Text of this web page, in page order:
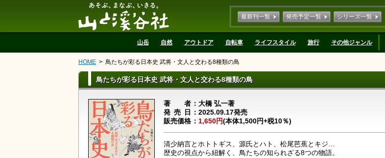
最新刊一覧 発売予定一覧 シリーズ一覧
山岳 自然 アウトドア 自転車 ライフスタイル 旅行 その他ジャンル
HOME 鳥たちが彩る日本史 武将・文人と交わる8種類の鳥
鳥たちが彩る日本史 武将・文人と交わる8種類の鳥
著者大橋 弘一著
発売日 2025.09.17発売
販売価格
1,650円(本体1,500円+税10％)
清少納言とホトトギス、源氏とハト、松尾芭蕉とキジ…
歴史の視点から紐解く、鳥たちの知られざる8つの物語。